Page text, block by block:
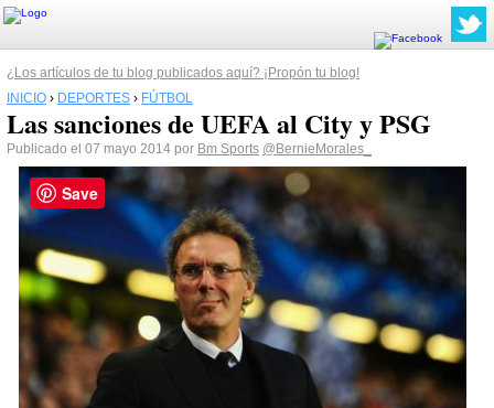
¿Los artículos de tu blog publicados aquí? ¡Propón tu blog!
INICIO › DEPORTES › FÚTBOL
Las sanciones de UEFA al City y PSG
Publicado el 07 mayo 2014 por Bm Sports @BernieMorales_
Save